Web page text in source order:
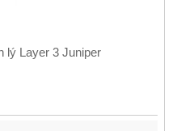
lý Layer 3 Juniper